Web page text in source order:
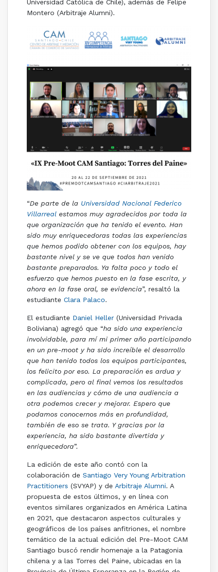
Universidad Católica de Chile), además de Felipe
Montero (Arbitraje Alumni).
“De parte de la Universidad Nacional Federico
Villarrealestamos muy agradecidos por toda la
que organización que ha tenido el evento. Han
sido muy enriquecedoras todas las experiencias
que hemos podido obtener con los equipos, hay
bastante nivel y se ve que todos han venido
bastante preparados. Ya falta poco y todo el
esfuerzo que hemos puesto en la fase escrita, y
ahora en la fase oral, se evidencia”, resaltó la
estudiante Clara Palaco.
El estudiante Daniel Heller(Universidad Privada
Boliviana) agregó que “ha sido una experiencia
involvidable, para mí mi primer año participando
en un pre-moot y ha sido increíble el desarrollo
que han tenido todos los equipos participantes,
los felicito por eso. La preparación es ardua y
complicada, pero al final vemos los resultados
en las audiencias y cómo de una audiencia a
otra podemos crecer y mejorar. Espero que
podamos conocernos más en profundidad,
también de eso se trata. Y gracias por la
experiencia, ha sido bastante divertida y
enriquecedora”.
La edición de este año contó con la
colaboración de Santiago Very Young Arbitration
Practitioners (SVYAP) y de Arbitraje Alumni. A
propuesta de estos últimos, y en línea con
eventos similares organizados en América Latina
en 2021, que destacaron aspectos culturales y
geográficos de los países anfitriones, el nombre
temático de la actual edición del Pre-Moot CAM
Santiago buscó rendir homenaje a la Patagonia
chilena y a las Torres del Paine, ubicadas en la